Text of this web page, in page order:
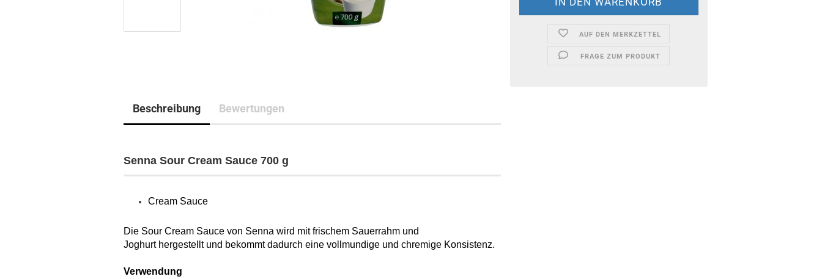
AUF DEN MERKZETTEL
FRAGE ZUM PRODUKT
Beschreibung Bewertungen
Senna Sour Cream Sauce 700 g
Cream Sauce
Die Sour Cream Sauce von Senna wird mit frischem Sauerrahm und
Joghurt hergestellt und bekommt dadurch eine vollmundige und chremige Konsistenz.
Verwendung